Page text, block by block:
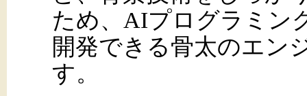
ため、AIプログラミン
開発できる骨太のエン
す。